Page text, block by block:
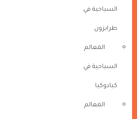
السياحية في
طرابزون
المعالم
السياحية في
كبادوكيا
المعالم